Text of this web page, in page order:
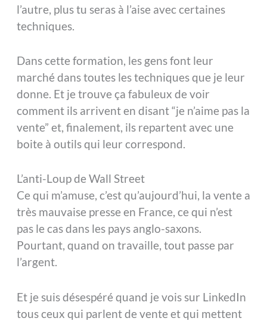
l’autre, plus tu seras à l’aise avec certaines
techniques.
Dans cette formation, les gens font leur
marché dans toutes les techniques que je leur
donne. Et je trouve ça fabuleux de voir
comment ils arrivent en disant “je n’aime pas la
vente” et, finalement, ils repartent avec une
boite à outils qui leur correspond.
L’anti-Loup de Wall Street
Ce qui m’amuse, c’est qu’aujourd’hui, la vente a
très mauvaise presse en France, ce qui n’est
pas le cas dans les pays anglo-saxons.
Pourtant, quand on travaille, tout passe par
l’argent.
Et je suis désespéré quand je vois sur LinkedIn
tous ceux qui parlent de vente et qui mettent